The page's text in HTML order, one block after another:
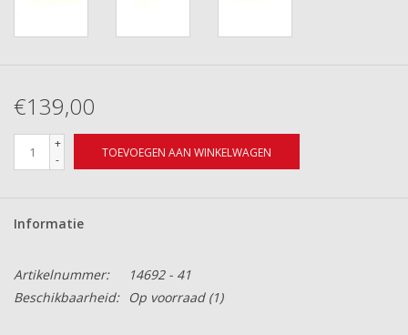
€139,00
+
-
TOEVOEGEN AAN WINKELWAGEN
Informatie
Artikelnummer:
14692 - 41
Beschikbaarheid:
Op voorraad(1)